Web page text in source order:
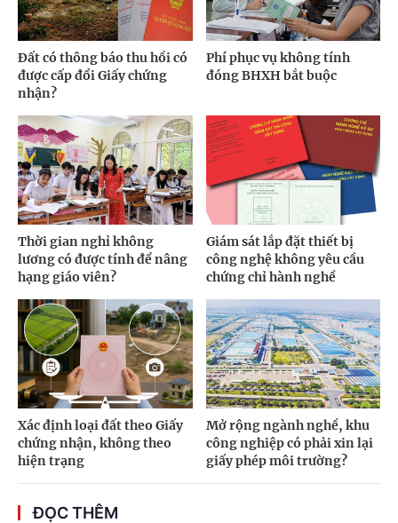
Đất có thông báo thu hồi có
được cấp đổi Giấy chứng
nhận?
Phí phục vụ không tính
đóng BHXH bắt buộc
Thời gian nghỉ không
lương có được tính để nâng
hạng giáo viên?
Giám sát lắp đặt thiết bị
công nghệ không yêu cầu
chứng chỉ hành nghề
Xác định loại đất theo Giấy
chứng nhận, không theo
hiện trạng
Mở rộng ngành nghề, khu
công nghiệp có phải xin lại
giấy phép môi trường?
ĐỌC THÊM